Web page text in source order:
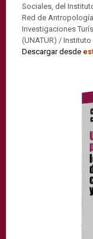
Sociales, del
Red de
Investigaciones
(UNATUR) /
Descargar desde